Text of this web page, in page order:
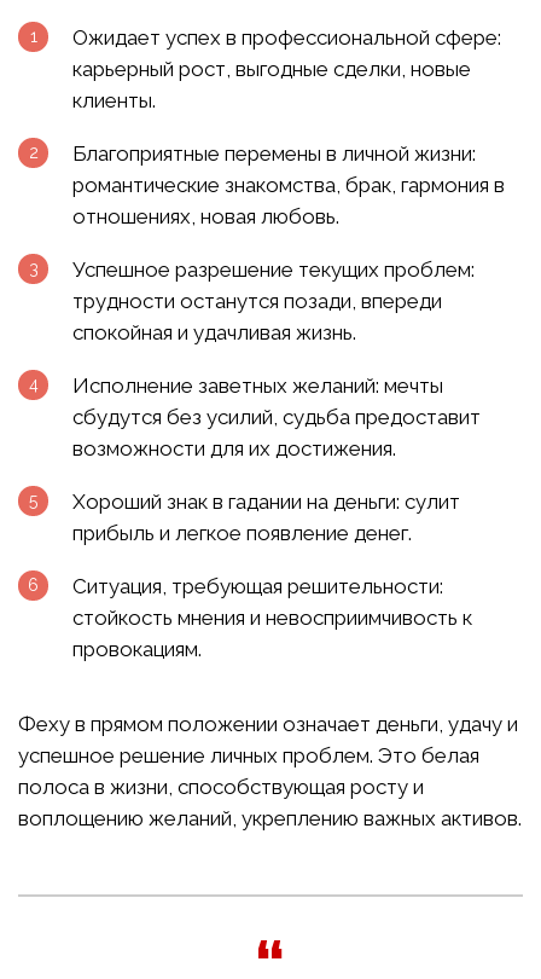
Ожидает успех в профессиональной сфере:
карьерный рост, выгодные сделки, новые
клиенты.
Благоприятные перемены в личной жизни:
романтические знакомства, брак, гармония в
отношениях, новая любовь.
Успешное разрешение текущих проблем:
трудности останутся позади, впереди
спокойная и удачливая жизнь.
Исполнение заветных желаний: мечты
сбудутся без усилий, судьба предоставит
возможности для их достижения.
Хороший знак в гадании на деньги: сулит
прибыль и легкое появление денег.
Ситуация, требующая решительности:
стойкость мнения и невосприимчивость к
провокациям.
Феху в прямом положении означает деньги, удачу и
успешное решение личных проблем. Это белая
полоса в жизни, способствующая росту и
воплощению желаний, укреплению важных активов.